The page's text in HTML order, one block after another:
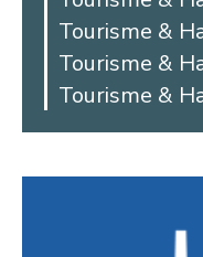
Bailleul
Beaucamps-
Beaurains
Tourisme &
Tourisme &
Tourisme &